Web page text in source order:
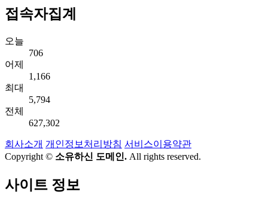
접속자집계
오늘
706
어제
1,166
최대
5,794
전체
627,302
회사소개 개인정보처리방침 서비스이용약관
Copyright © 소유하신 도메인. All rights reserved.
사이트 정보